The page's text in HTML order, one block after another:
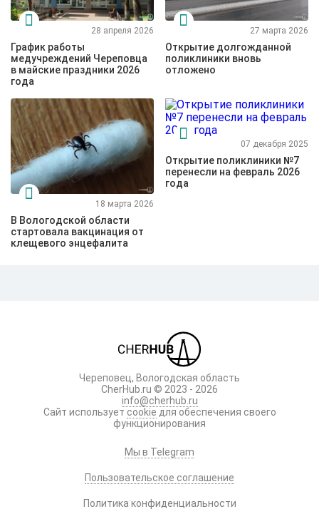
28 апреля 2026
График работы
медучреждений Череповца
в майские праздники 2026
года
27 марта 2026
Открытие долгожданной
поликлиники вновь
отложено
18 марта 2026
В Вологодской области
стартовала вакцинация от
клещевого энцефалита
07 декабря 2025
Открытие поликлиники №7
перенесли на февраль 2026
года
Череповец, Вологодская область
CherHub.ru © 2023 - 2026
info@cherhub.ru
Сайт использует cookie для обеспечения своего
функционирования
Мы в Telegram
Пользовательское соглашение
Политика конфиденциальности